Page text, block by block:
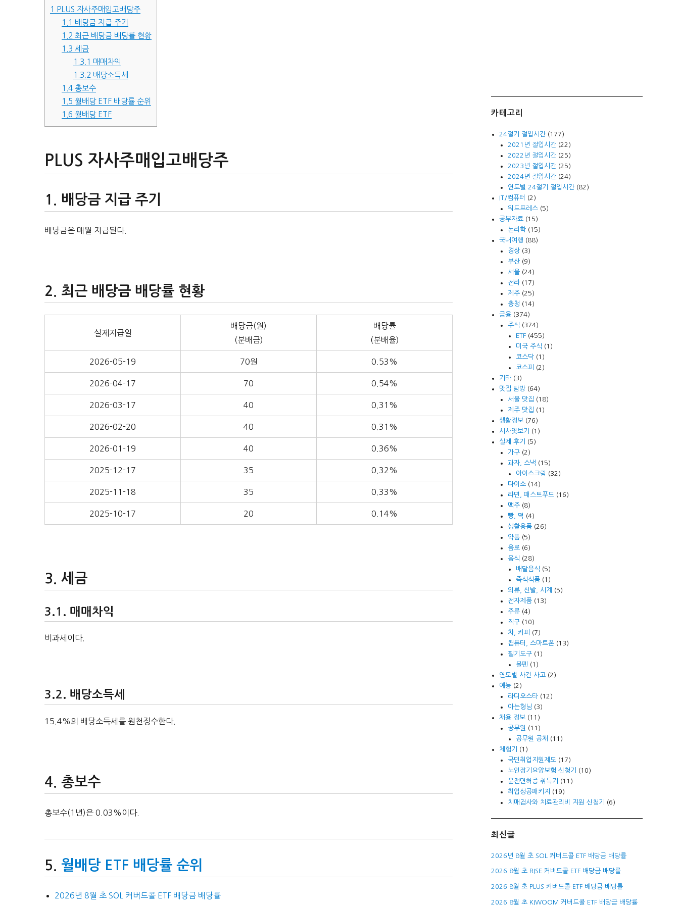
1
PLUS 자사주매입고배당주
1.1 배당금 지급 주기
1.2 최근 배당금 배당률 현황
1.3 세금
1.3.1 매매차익
1.3.2 배당소득세
1.4총보수
1.5 월배당 ETF 배당률 순위
1.6 월배당 ETF
PLUS 자사주매입고배당주
배당금 지급 주기
배당금은 매월 지급된다.
최근 배당금 배당률 현황
실제지급일
배당금(원)
(분배금)
배당률
(분배율)
2026-05-19 70원 0.53%
2026-04-17 70 0.54%
2026-03-17 40 0.31%
2026-02-20 40 0.31%
2026-01-19 40 0.36%
2025-12-17 35 0.32%
2025-11-18 35 0.33%
2025-10-17 20 0.14%
세금
매매차익
비과세이다.
배당소득세
15.4%의 배당소득세를 원천징수한다.
총보수
총보수(1년)은 0.03%이다.
월배당 ETF 배당률 순위
2026년 8월 초 SOL 커버드콜 ETF 배당금 배당률
카테고리
24절기 절입시간 (177)
2021년 절입시간(22)
2022년 절입시간(25)
2023년 절입시간(25)
2024년 절입시간(24)
연도별 24절기 절입시간(82)
IT/컴퓨터
(2)
워드프레스(5)
공부자료 (15)
논리학(15)
국내여행 (88)
경상(3)
부산(9)
서울(24)
전라(17)
제주(25)
충청 (14)
금융 (374)
주식 (374)
ETF(455)
미국 주식 (1)
코스닥(1)
코스피
(2)
기타 (3)
맛집 탐방 (64)
서울 맛집 (18)
제주 맛집 (1)
생활정보 (76)
시사엿보기
(1)
실제 후기
(5)
가구(2)
과자, 스낵 (15)
아이스크림 (32)
다이소(14)
라면, 패스트푸드(16)
맥주(8)
빵, 떡 (4)
생활용품(26)
약품(5)
음료(6)
음식 (28)
배달음식 (5)
즉석식품(1)
의류, 신발, 시계
(5)
전자제품(13)
주류(4)
직구(10)
차, 커피
(7)
컴퓨터, 스마트폰(13)
필기도구(1)
볼펜 (1)
연도별 사건 사고 (2)
예능 (2)
라디오스타(12)
아는형님 (3)
채용 정보 (11)
공무원
(11)
공무원 공채 (11)
체험기
(1)
국민취업지원제도(17)
노인장기요양보험 신청기
(10)
운전면허증 취득기
(11)
취업성공패키지
(19)
치매검사와 치료관리비 지원 신청기
(6)
최신글
2026년 8월 초 SOL 커버드콜 ETF 배당금 배당률
2026 8월 초 RISE 커버드콜 ETF 배당금 배당률
2026 8월 초 PLUS 커버드콜 ETF 배당금 배당률
2026 8월 초 KIWOOM 커버드콜 ETF 배당금 배당률